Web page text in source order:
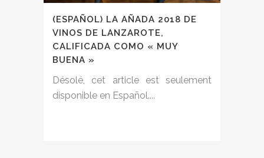
(ESPAÑOL) LA AÑADA 2018 DE
VINOS DE LANZAROTE,
CALIFICADA COMO « MUY
BUENA »
Désolé, cet article est seulement
disponible en Español....